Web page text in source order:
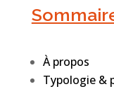
À propos
Typologie &